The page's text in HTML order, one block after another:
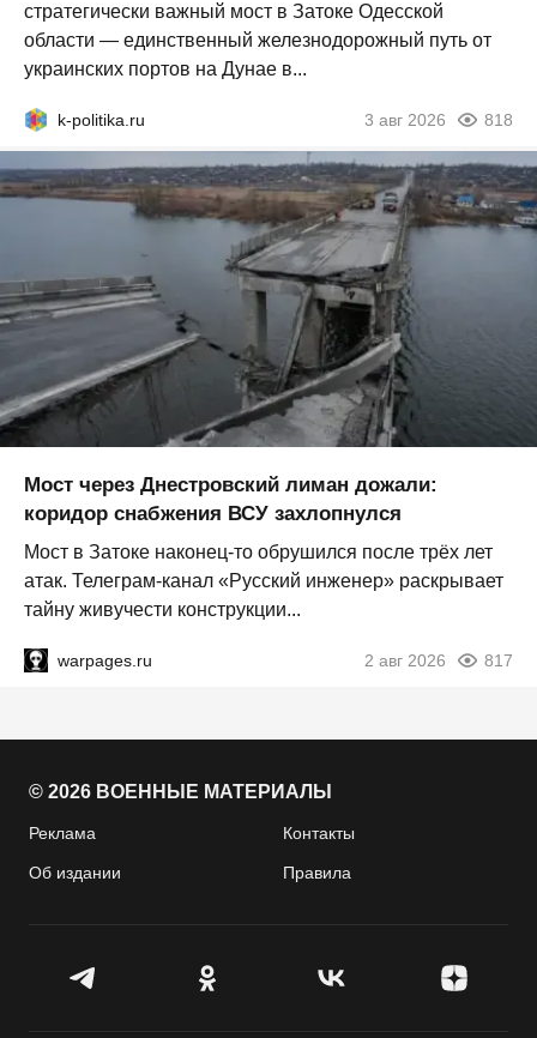
стратегически важный мост в Затоке Одесской
области — единственный железнодорожный путь от
украинских портов на Дунае в...
k-politika.ru 3 авг 2026 818
Мост через Днестровский лиман дожали:
коридор снабжения ВСУ захлопнулся
Мост в Затоке наконец-то обрушился после трёх лет
атак. Телеграм-канал «Русский инженер» раскрывает
тайну живучести конструкции...
warpages.ru 2 авг 2026 817
© 2026 ВОЕННЫЕ МАТЕРИАЛЫ
Реклама Контакты
Об издании Правила